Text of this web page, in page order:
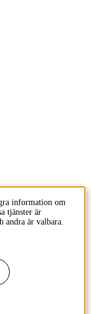
information om
tjänster är
andra är valbara.